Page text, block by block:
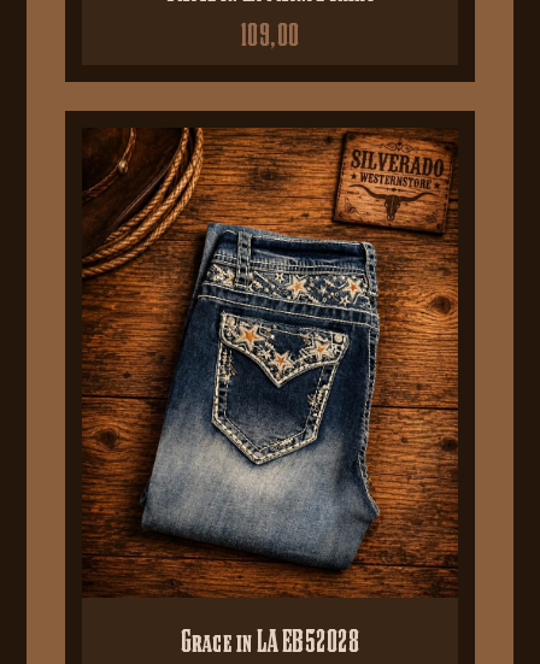
109,00
Grace in LA EB52028